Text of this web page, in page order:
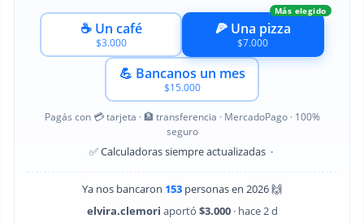
☕ Un café
$3.000
Más elegido
🍕 Una pizza
$7.000
💪 Bancanos un mes
$15.000
Pagás con 💳 tarjeta · 🏦 transferencia · MercadoPago · 100%
seguro
✅ Calculadoras siempre actualizadas ·
Ya nos bancaron 153 personas en 2026 🙌
elvira.clemori aportó $3.000· hace 2 d